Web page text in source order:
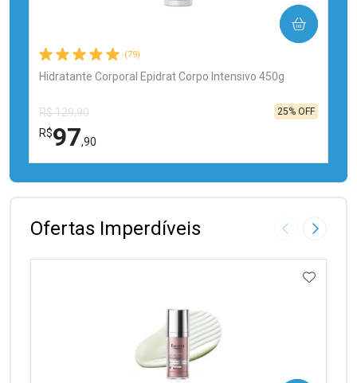
(79)
Hidratante Corporal Epidrat Corpo Intensivo 450g
R$ 129,90
R$97,90
25% OFF
COMPRAR
FECHAR
FECHAR
Ofertas Imperdíveis Imagem